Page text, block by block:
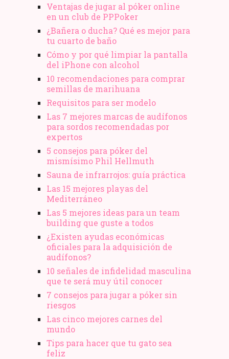
Ventajas de jugar al póker online
en un club de PPPoker
¿Bañera o ducha? Qué es mejor para
tu cuarto de baño
Cómo y por qué limpiar la pantalla
del iPhone con alcohol
10 recomendaciones para comprar
semillas de marihuana
Requisitos para ser modelo
Las 7 mejores marcas de audífonos
para sordos recomendadas por
expertos
5 consejos para póker del
mismísimo Phil Hellmuth
Sauna de infrarrojos: guía práctica
Las 15 mejores playas del
Mediterráneo
Las 5 mejores ideas para un team
building que guste a todos
¿Existen ayudas económicas
oficiales para la adquisición de
audífonos?
10 señales de infidelidad masculina
que te será muy útil conocer
7 consejos para jugar a póker sin
riesgos
Las cinco mejores carnes del
mundo
Tips para hacer que tu gato sea
feliz